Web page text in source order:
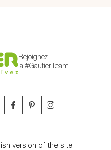
Rejoignez
la #GautierTeam
version of the site